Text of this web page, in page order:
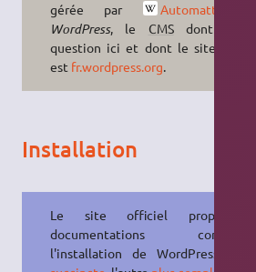
gérée par
Automattic
WordPress, le CMSdont il est
question ici et dont le site officiel
est fr.wordpress.org.
Installation
Le site officiel propose 2
documentations concernant
l'installation de WordPress :